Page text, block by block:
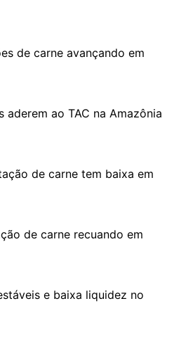
de carne avançando em
aderem ao TAC na Amazônia
de carne tem baixa em
de carne recuando em
e baixa liquidez no